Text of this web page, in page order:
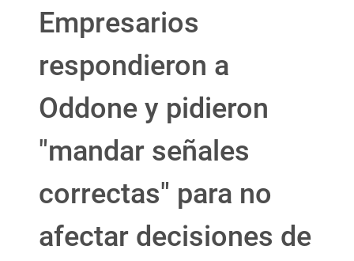
Empresarios
respondieron a
Oddone y pidieron
"mandar señales
correctas" para no
afectar decisiones de